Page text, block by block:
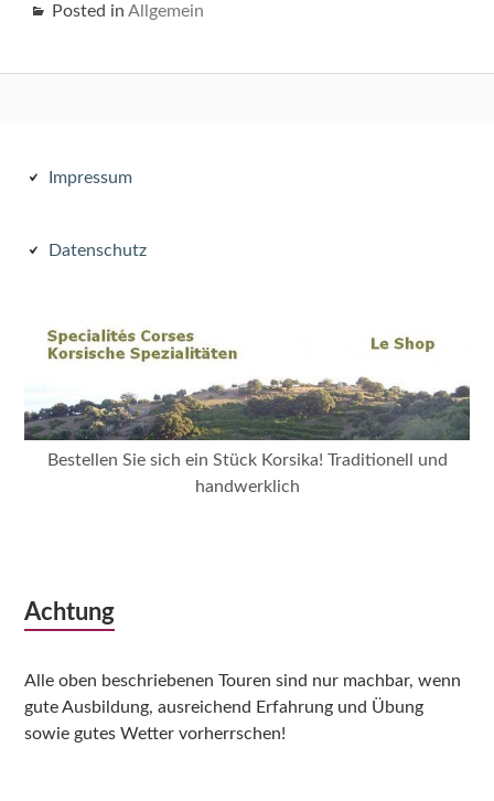
Posted in Allgemein
Subsidiary
Impressum
Datenschutz
Bestellen Sie sich ein Stück Korsika! Traditionell und
handwerklich
Achtung
Alle oben beschriebenen Touren sind nur machbar, wenn
gute Ausbildung, ausreichend Erfahrung und Übung
sowie gutes Wetter vorherrschen!